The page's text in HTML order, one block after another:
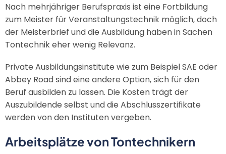
Nach mehrjähriger Berufspraxis ist eine Fortbildung
zum Meister für Veranstaltungstechnik möglich, doch
der Meisterbrief und die Ausbildung haben in Sachen
Tontechnik eher wenig Relevanz.
Private Ausbildungsinstitute wie zum Beispiel SAE oder
Abbey Road sind eine andere Option, sich für den
Beruf ausbilden zu lassen. Die Kosten trägt der
Auszubildende selbst und die Abschlusszertifikate
werden von den Instituten vergeben.
Arbeitsplätze von Tontechnikern